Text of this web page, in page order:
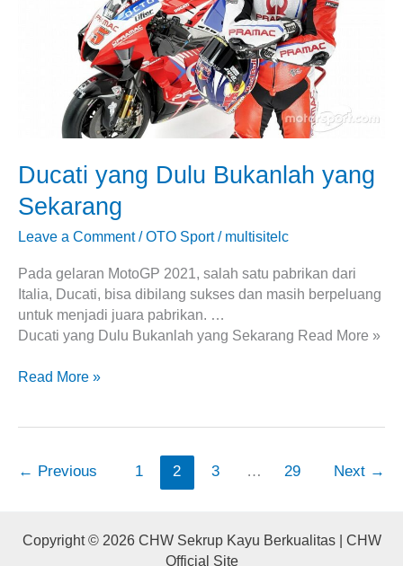
Ducati yang Dulu Bukanlah yang
Sekarang
Leave a Comment /OTO Sport/ multisitelc
Pada gelaran MotoGP 2021, salah satu pabrikan dari
Italia, Ducati, bisa dibilang sukses dan masih berpeluang
untuk menjadi juara pabrikan. …
Ducati yang Dulu Bukanlah yang Sekarang Read More »
Read More »
← Previous 1 2 3 … 29 Next →
Copyright © 2026 CHW Sekrup Kayu Berkualitas | CHW
Official Site